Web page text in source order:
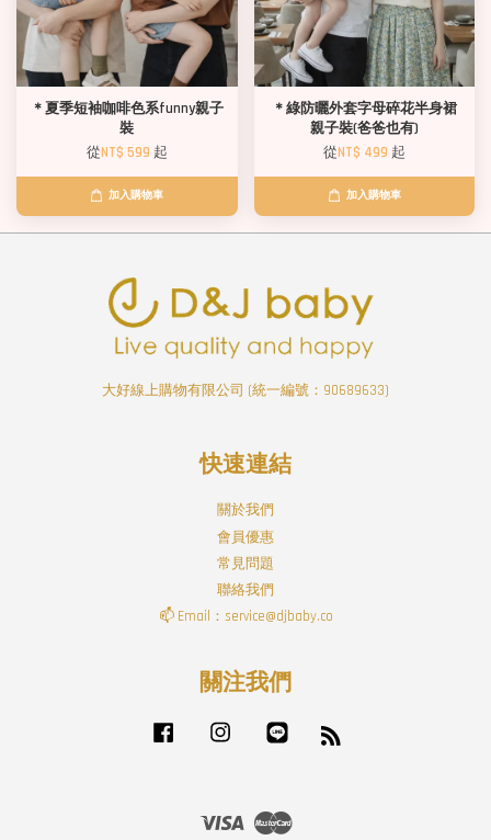
＊夏季短袖咖啡色系funny親子
裝
從NT$ 599 起
加入購物車
＊綠防曬外套字母碎花半身裙
親子裝(爸爸也有)
從NT$ 499 起
加入購物車
大好線上購物有限公司 (統一編號：90689633)
快速連結
關於我們
會員優惠
常見問題
聯絡我們
📫 Email：service@djbaby.co
關注我們
Facebook Instagram
Visa Master